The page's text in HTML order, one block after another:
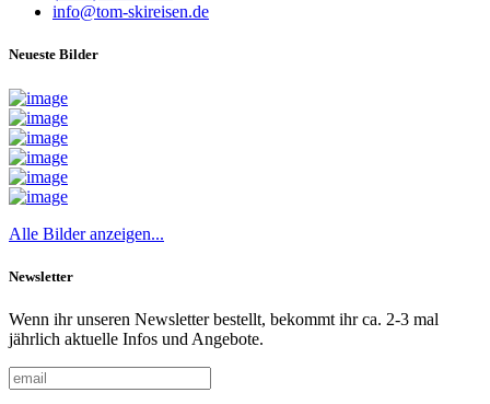
info@tom-skireisen.de
Neueste Bilder
Alle Bilder anzeigen...
Newsletter
Wenn ihr unseren Newsletter bestellt, bekommt ihr ca. 2-3 mal
jährlich aktuelle Infos und Angebote.